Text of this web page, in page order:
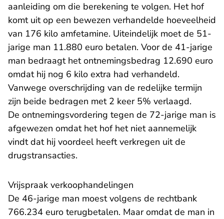
aanleiding om die berekening te volgen. Het hof
komt uit op een bewezen verhandelde hoeveelheid
van 176 kilo amfetamine. Uiteindelijk moet de 51-
jarige man 11.880 euro betalen. Voor de 41-jarige
man bedraagt het ontnemingsbedrag 12.690 euro
omdat hij nog 6 kilo extra had verhandeld.
Vanwege overschrijding van de redelijke termijn
zijn beide bedragen met 2 keer 5% verlaagd.
De ontnemingsvordering tegen de 72-jarige man is
afgewezen omdat het hof het niet aannemelijk
vindt dat hij voordeel heeft verkregen uit de
drugstransacties.
Vrijspraak verkoophandelingen
De 46-jarige man moest volgens de rechtbank
766.234 euro terugbetalen. Maar omdat de man in